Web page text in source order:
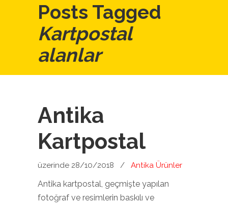
Posts Tagged
Kartpostal
alanlar
Antika
Kartpostal
üzerinde 28/10/2018 / Antika Ürünler
Antika kartpostal, geçmişte yapılan
fotoğraf ve resimlerin baskılı ve